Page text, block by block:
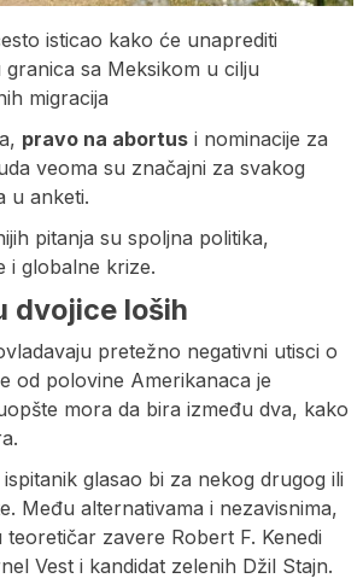
isticao kako će unaprediti
sa Meksikom u cilju
migracija
pravo na abortus i nominacije za
veoma su značajni za svakog
u anketi.
pitanja su spoljna politika,
i globalne krize.
dvojice loših
pretežno negativni utisci o
od polovine Amerikanaca je
mora da bira između dva, kako
glasao bi za nekog drugog ili
Među alternativama i nezavisnima,
teoretičar zavere Robert F. Kenedi
Vest i kandidat zelenih Džil Stajn.